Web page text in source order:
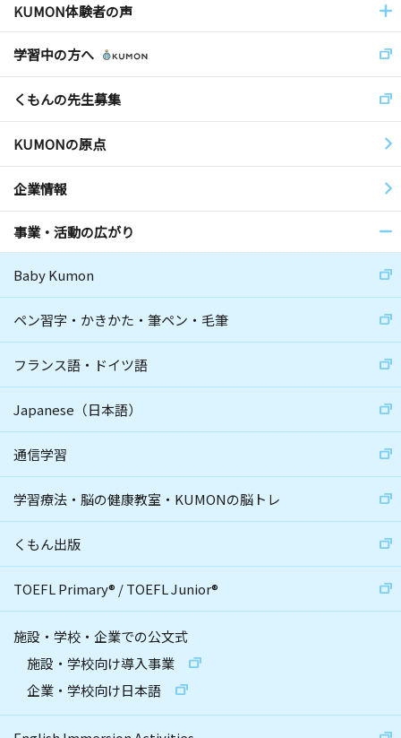
KUMON体験者の声
学習中の方へ
くもんの先生募集
KUMONの原点
企業情報
事業・活動の広がり
Baby Kumon
ペン習字・かきかた・筆ペン・毛筆
フランス語・ドイツ語
Japanese（日本語）
通信学習
学習療法・脳の健康教室・KUMONの脳トレ
くもん出版
TOEFL Primary® /TOEFL Junior®
施設・学校・企業での公文式
施設・学校向け導入事業
企業・学校向け日本語